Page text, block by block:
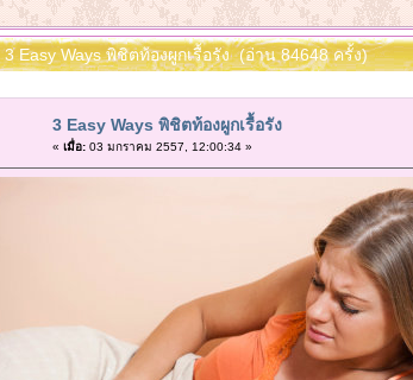
Easy Ways พิชิตท้องผูกเรื้อรัง (อ่าน 84648 ครั้ง)
3 Easy Ways พิชิตท้องผูกเรื้อรัง
« เมื่อ:03 มกราคม 2557, 12:00:34 »